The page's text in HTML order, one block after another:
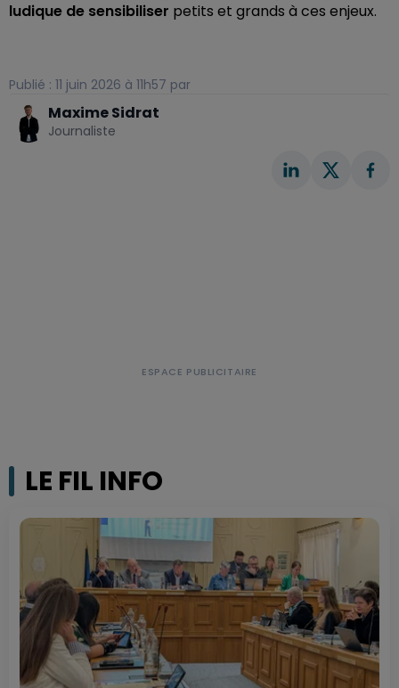
ludique de sensibiliser petits et grands à ces enjeux.
Publié : 11 juin 2026 à 11h57 par
Maxime Sidrat
Journaliste
LE FIL INFO